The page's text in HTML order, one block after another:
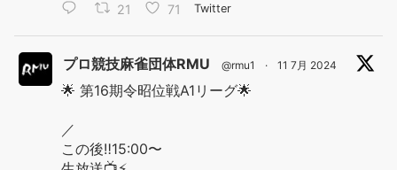
21 71 Twitter
プロ競技麻雀団体RMU @rmu1 · 11 7月 2024
🌟 第16期令昭位戦A1リーグ🌟
／
この後‼️15:00〜